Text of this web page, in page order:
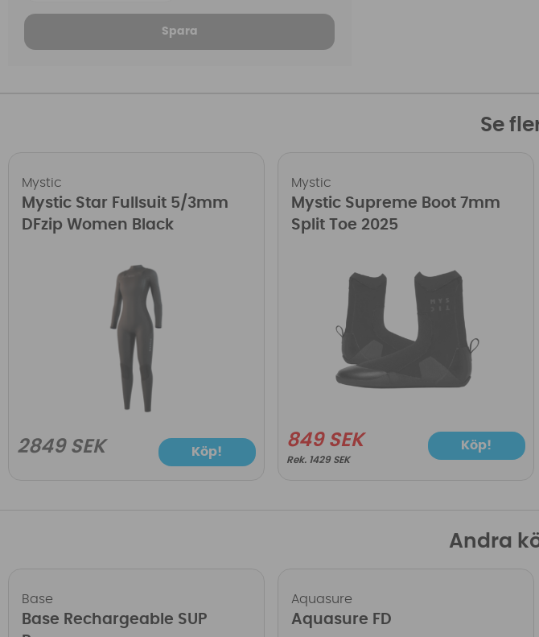
Spara
Se
Mystic
Mystic Star Fullsuit 5/3mm
DFzip Women Black
2849 SEK Köp!
Mystic
Mystic Supreme Boot 7mm
Split Toe 2025
849 SEK
1429 SEK
Köp!
Andra
Base
Base Rechargeable SUP
Aquasure
Aquasure FD